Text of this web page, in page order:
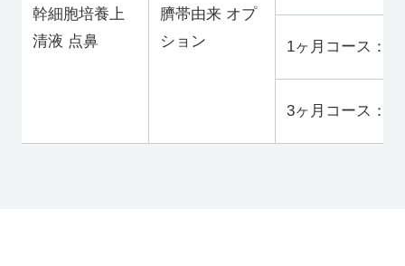
幹細胞培養上
清液 点⿐
臍帯由来 オプ
ション
1ヶ月コース：
3ヶ月コース：